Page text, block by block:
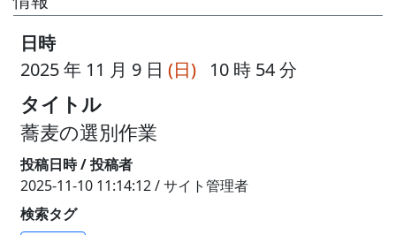
日時
2025 年 11 月 9 日 (日) 10 時 54 分
タイトル
蕎麦の選別作業
投稿日時 / 投稿者
2025-11-10 11:14:12 / サイト管理者
検索タグ